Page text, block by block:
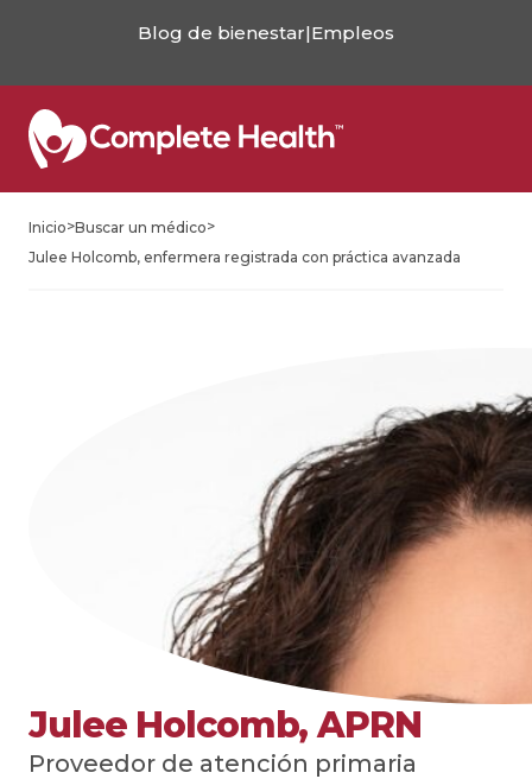
Blog de bienestar|Empleos
Inicio>Buscar un médico>
Julee Holcomb, enfermera registrada con práctica avanzada
Julee Holcomb, APRN
Proveedor de atención primaria